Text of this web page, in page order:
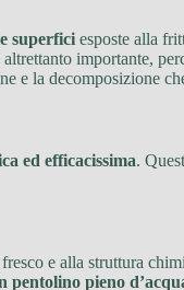
superfici esposte alla
altrettanto importante,
e la decomposizione
ed efficacissima.
e alla struttura
pentolino pieno